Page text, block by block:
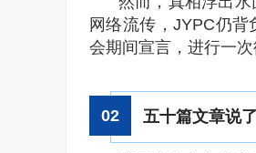
网络流传，JYPC仍
会期间宣言，进行一次
02 五十篇文章说